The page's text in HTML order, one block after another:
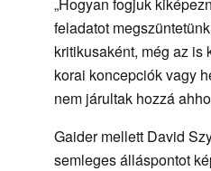
feladatot
kritikusaként, még az
korai koncepciók vagy
nem járultak hozzá
Gaider mellett David
semleges álláspontot